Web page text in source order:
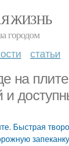
ЖИЗНЬ
городом
статьи
на
Быстрая
запеканку